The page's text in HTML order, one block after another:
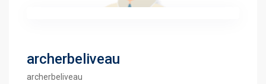
archerbeliveau
archerbeliveau